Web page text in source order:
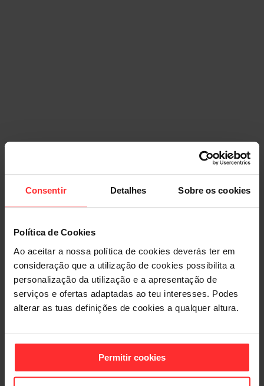
Consentir Detalhes Sobre os cookies
Política de Cookies
Ao aceitar a nossa política de cookies deverás ter em
consideração que a utilização de cookies possibilita a
personalização da utilização e a apresentação de
serviços e ofertas adaptadas ao teu interesses. Podes
alterar as tuas definições de cookies a qualquer altura.
Permitir cookies